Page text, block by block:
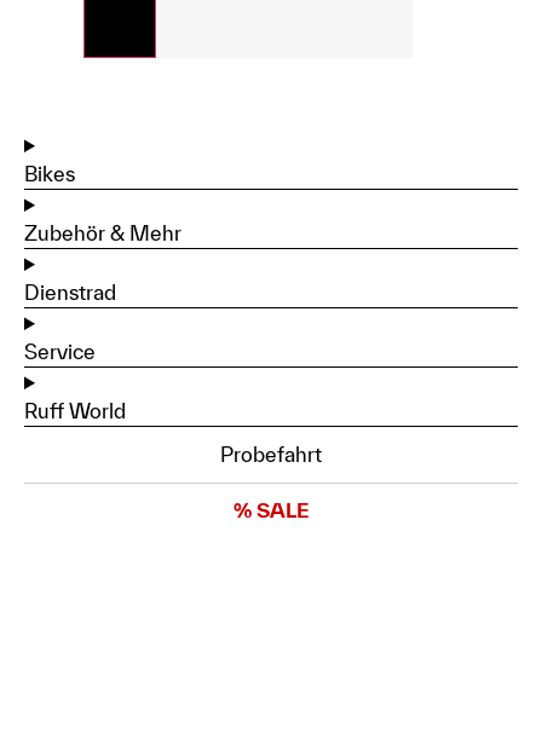
Bikes
Zubehör & Mehr
Dienstrad
Service
Ruff World
Probefahrt
% SALE